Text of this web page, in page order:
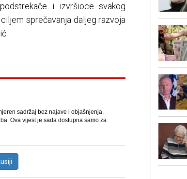
i izvršioce svakog
sprečavanja daljeg razvoja
sadržaj bez najave i objašnjenja.
Ova vijest je sada dostupna samo za